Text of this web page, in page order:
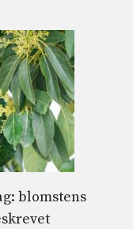
blomstens